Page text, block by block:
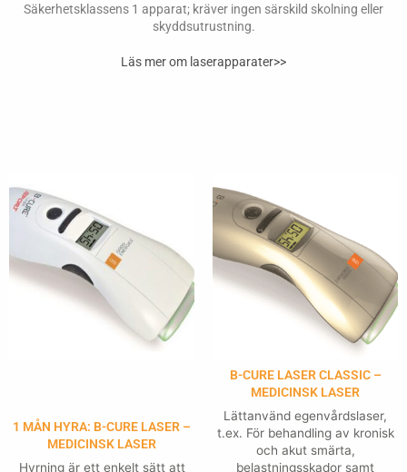
Säkerhetsklassens 1 apparat; kräver ingen särskild skolning eller
skyddsutrustning.
Läs mer om laserapparater>>
1 MÅN HYRA: B-CURE LASER –
MEDICINSK LASER
Hyrning är ett enkelt sätt att
B-CURE LASER CLASSIC –
MEDICINSK LASER
Lättanvänd egenvårdslaser,
t.ex. För behandling av kronisk
och akut smärta,
belastningsskador samt